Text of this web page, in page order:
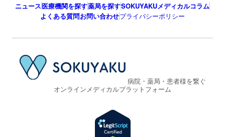
ニュース医療機関を探す薬局を探すSOKUYAKUメディカルコラム
よくある質問お問い合わせプライバシーポリシー
病院・薬局・患者様を繋ぐ
オンラインメディカルプラットフォーム